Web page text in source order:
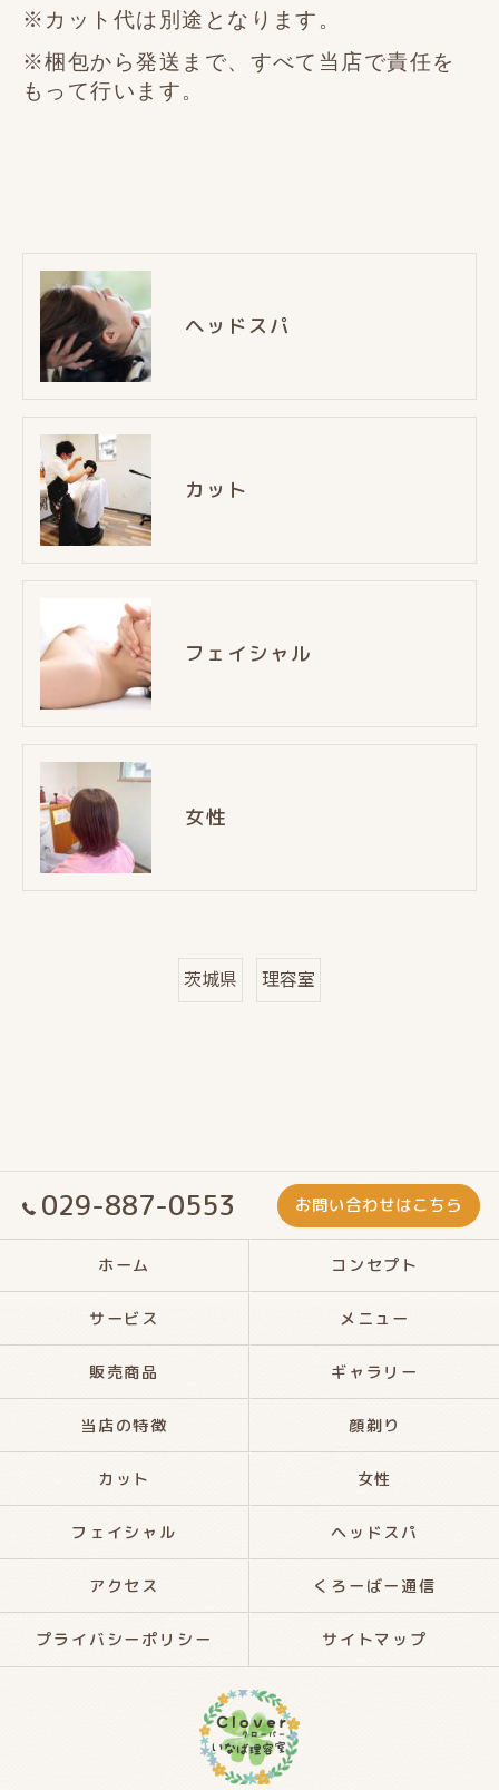
※カット代は別途となります。
※梱包から発送まで、すべて当店で責任を
もって行います。
ヘッドスパ
カット
フェイシャル
女性
茨城県 理容室
029-887-0553 お問い合わせはこちら
ホーム コンセプト
サービス メニュー
販売商品 ギャラリー
当店の特徴 顔剃り
カット 女性
フェイシャル ヘッドスパ
アクセス くろーばー通信
プライバシーポリシー サイトマップ